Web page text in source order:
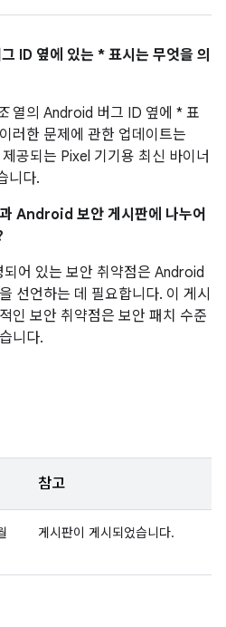
ID 옆에 있는 * 표시는 무엇을 의
열의 Android 버그 ID 옆에 * 표
러한 문제에 관한 업데이트는
공되는 Pixel 기기용 최신 바이너
니다.
Android 보안 게시판에 나누어
어 있는 보안 취약점은 Android
선언하는 데 필요합니다. 이 게시
인 보안 취약점은 보안 패치 수준
니다.
참고
게시판이 게시되었습니다.